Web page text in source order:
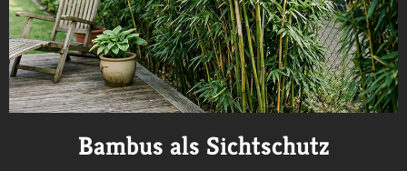
Bambus als Sichtschutz